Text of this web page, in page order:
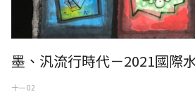
墨、汎流行時代－2021國際
十一 02